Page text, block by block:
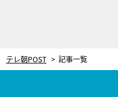
テレ朝POST 記事一覧